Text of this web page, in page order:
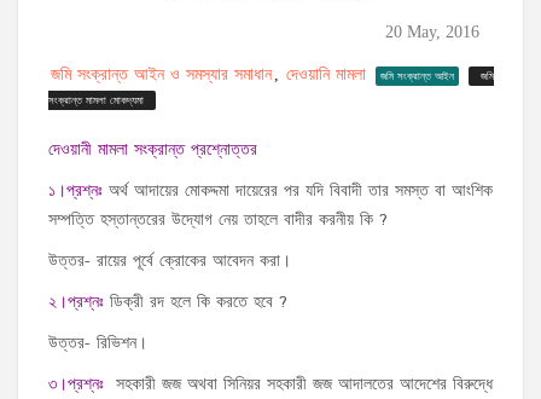
20 May, 2016
জমি সংক্রান্ত আইন ও সমস্যার সমাধান দেওয়ানি মামলা জমি সংক্রান্ত আইন
জমি
সংক্রান্ত মামলা মোকদ্যমা
দেওয়ানী মামলা সংক্রান্ত প্রশ্নোত্তর
১।প্রশ্নঃ অর্থ আদায়ের মোকদ্দমা দায়েরের পর যদি বিবাদী তার সমস্ত বা আংশিক
সম্পত্তি হস্তান্তরের উদ্যোগ নেয় তাহলে বাদীর করনীয় কি ?
উত্তর- রায়ের পূর্বে ক্রোকের আবেদন করা।
২।প্রশ্নঃ ডিক্রী রদ হলে কি করতে হবে ?
উত্তর- রিভিশন।
৩।প্রশ্নঃ সহকারী জজ অথবা সিনিয়র সহকারী জজ আদালতের আদেশের বিরুদ্ধে